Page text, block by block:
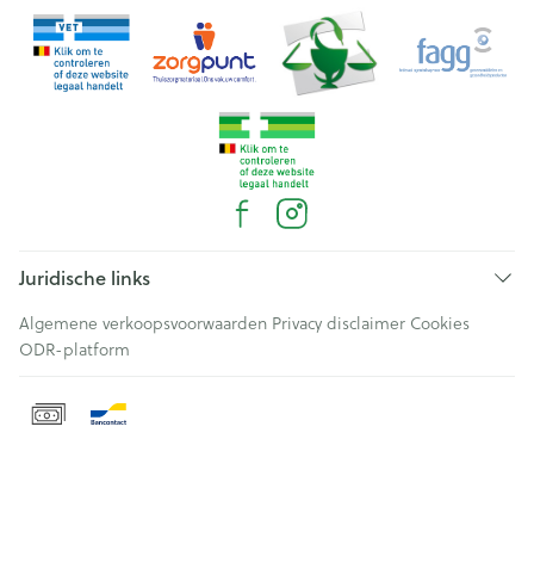
Juridische links
Algemene verkoopsvoorwaarden Privacy disclaimer Cookies
ODR-platform